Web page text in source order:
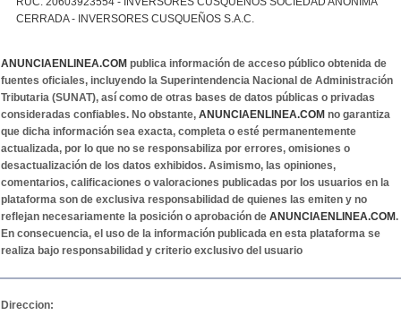
CERRADA - INVERSORES CUSQUEÑOS S.A.C.
ANUNCIAENLINEA.COM publica información de acceso público obtenida de
fuentes oficiales, incluyendo la Superintendencia Nacional de Administración
Tributaria (SUNAT), así como de otras bases de datos públicas o privadas
consideradas confiables. No obstante, ANUNCIAENLINEA.COM no garantiza
que dicha información sea exacta, completa o esté permanentemente
actualizada, por lo que no se responsabiliza por errores, omisiones o
desactualización de los datos exhibidos. Asimismo, las opiniones,
comentarios, calificaciones o valoraciones publicadas por los usuarios en la
plataforma son de exclusiva responsabilidad de quienes las emiten y no
reflejan necesariamente la posición o aprobación de ANUNCIAENLINEA.COM.
En consecuencia, el uso de la información publicada en esta plataforma se
realiza bajo responsabilidad y criterio exclusivo del usuario
Direccion: